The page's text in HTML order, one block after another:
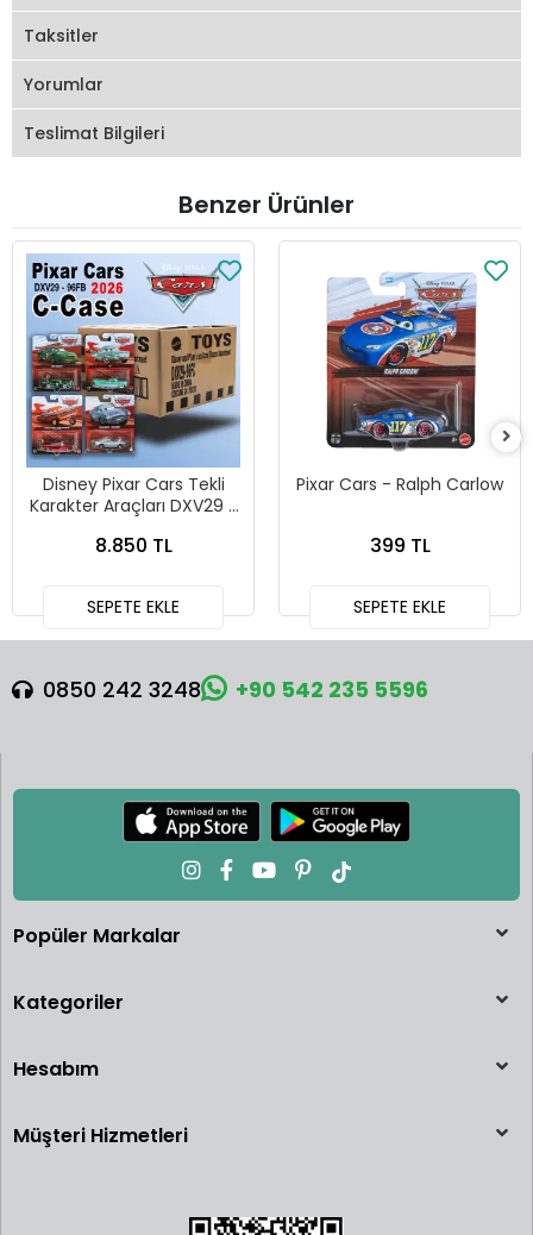
Taksitler
Yorumlar
Teslimat Bilgileri
Benzer Ürünler
Disney Pixar Cars Tekli
Karakter Araçları DXV29 -
8.850 TL
SEPETE EKLE
Pixar Cars - Ralph Carlow
399 TL
SEPETE EKLE
0850 242 3248 +90 542 235 5596
Popüler Markalar
Kategoriler
Hesabım
Müşteri Hizmetleri